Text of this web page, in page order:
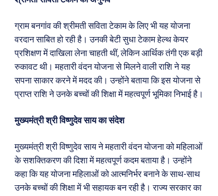
Type here... Search
ख़बरें
छत्तीसगढ़
देश
दुनिया
राजनीति
पूरब विशेष
वो ख़्वाबों के दिन
व्यंग्य : गुस्ताखी माफ़
आज का कार्टून
शायरी
ग्राम बनगांव की श्रीमती सविता टेकाम के लिए भी यह योजना
वरदान साबित हो रही है। उनकी बेटी सुधा टेकाम हेल्थ केयर
प्रशिक्षण में दाखिला लेना चाहती थीं, लेकिन आर्थिक तंगी एक बड़ी
रुकावट थी। महतारी वंदन योजना से मिलने वाली राशि ने यह
सपना साकार करने में मदद की। उन्होंने बताया कि इस योजना से
प्राप्त राशि ने उनके बच्चों की शिक्षा में महत्वपूर्ण भूमिका निभाई है।
मुख्यमंत्री श्री विष्णुदेव साय का संदेश
मुख्यमंत्री श्री विष्णुदेव साय ने महतारी वंदन योजना को महिलाओं
के सशक्तिकरण की दिशा में महत्वपूर्ण कदम बताया है। उन्होंने
कहा कि यह योजना महिलाओं को आत्मनिर्भर बनाने के साथ-साथ
उनके बच्चों की शिक्षा में भी सहायक बन रही है। राज्य सरकार का